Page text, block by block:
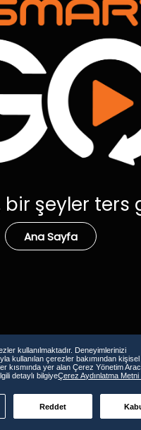
bir şeyler ters
Ana Sayfa
kullanılmaktadır. Deneyimlerinizi
kullanılan çerezler bakımından kişisel
kısmında yer alan Çerez Yönetim
detaylı bilgiyeÇerez Aydınlatma Metni
Reddet